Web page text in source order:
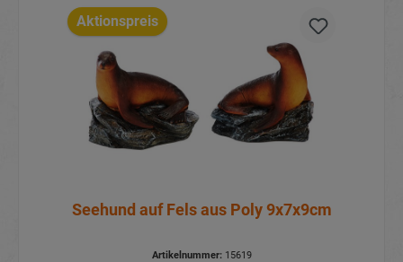
Aktionspreis
Seehund auf Fels aus Poly 9x7x9cm
Artikelnummer:15619